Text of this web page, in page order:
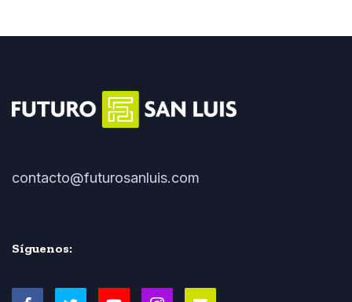
contacto@futurosanluis.com
Síguenos: